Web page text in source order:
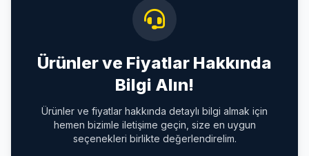
Ürünler ve Fiyatlar Hakkında
Bilgi Alın!
Ürünler ve fiyatlar hakkında detaylı bilgi almak için
hemen bizimle iletişime geçin, size en uygun
seçenekleri birlikte değerlendirelim.